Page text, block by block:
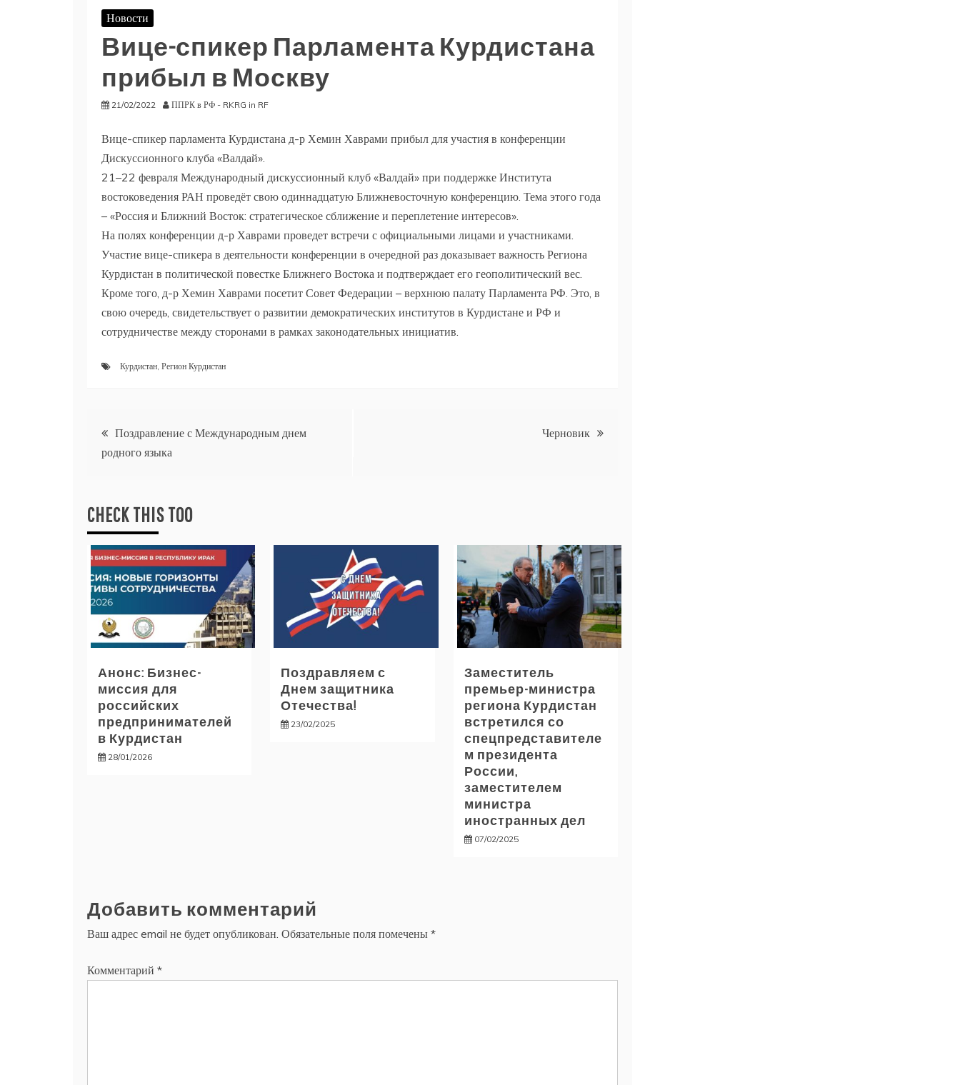
Новости
Вице-спикер Парламента Курдистана
прибыл в Москву
21/02/2022 ППРК в РФ - RKRG in RF
Вице-спикер парламента Курдистана д-р Хемин Хаврами прибыл для участия в конференции
Дискуссионного клуба «Валдай».
21–22 февраля Международный дискуссионный клуб «Валдай» при поддержке Института
востоковедения РАН проведёт свою одиннадцатую Ближневосточную конференцию. Тема этого года
– «Россия и Ближний Восток: стратегическое сближение и переплетение интересов».
На полях конференции д-р Хаврами проведет встречи с официальными лицами и участниками.
Участие вице-спикера в деятельности конференции в очередной раз доказывает важность Региона
Курдистан в политической повестке Ближнего Востока и подтверждает его геополитический вес.
Кроме того, д-р Хемин Хаврами посетит Совет Федерации – верхнюю палату Парламента РФ. Это, в
свою очередь, свидетельствует о развитии демократических институтов в Курдистане и РФ и
сотрудничестве между сторонами в рамках законодательных инициатив.
Курдистан Регион Курдистан
Навигация
по
записям
Поздравление с Международным днем
родного языка
Черновик
CHECK THIS TOO
Анонс: Бизнес-
миссия для
российских
предпринимателей
в Курдистан
28/01/2026
Поздравляем с
Днем защитника
Отечества!
23/02/2025
Заместитель
премьер-министра
региона Курдистан
встретился со
спецпредставителе
м президента
России,
заместителем
министра
иностранных дел
07/02/2025
Добавить комментарий
Ваш адрес email не будет опубликован. Обязательные поля помечены *
Комментарий *